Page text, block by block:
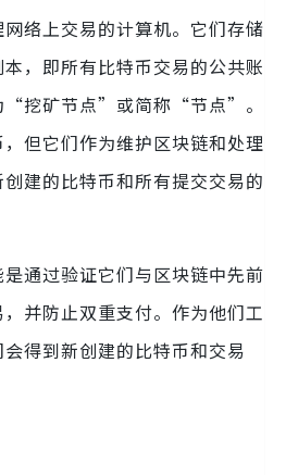
络上交易的计算机。它们存储
，即所有比特币交易的公共账
“挖矿节点”或简称“节点”。
但它们作为维护区块链和处理
建的比特币和所有提交交易的
通过验证它们与区块链中先前
并防止双重支付。作为他们工
得到新创建的比特币和交易